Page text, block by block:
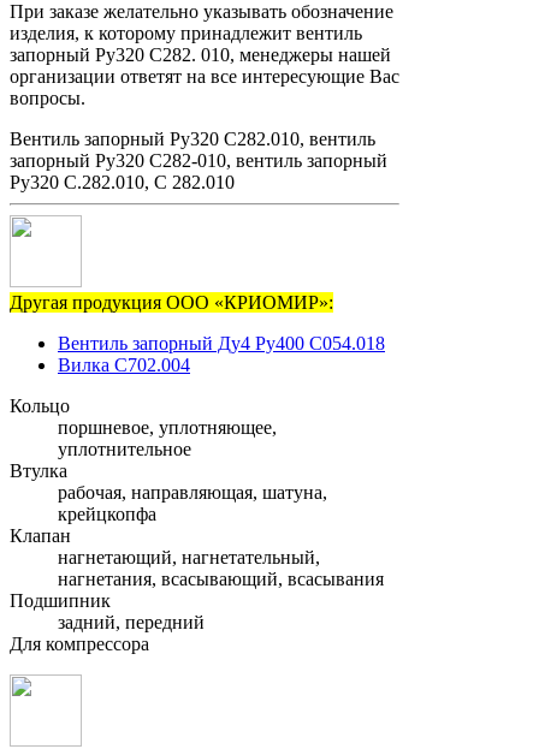
При заказе желательно указывать обозначение
изделия, к которому принадлежит вентиль
запорный Ру320 С282. 010, менеджеры нашей
организации ответят на все интересующие Вас
вопросы.
Вентиль запорный Ру320 С282.010, вентиль
запорный Ру320 С282-010, вентиль запорный
Ру320 С.282.010, С 282.010
Другая продукция ООО «КРИОМИР»:
Вентиль запорный Ду4 Ру400 С054.018
Вилка С702.004
Кольцо
поршневое, уплотняющее,
уплотнительное
Втулка
рабочая, направляющая, шатуна,
крейцкопфа
Клапан
нагнетающий, нагнетательный,
нагнетания, всасывающий, всасывания
Подшипник
задний, передний
Для компрессора